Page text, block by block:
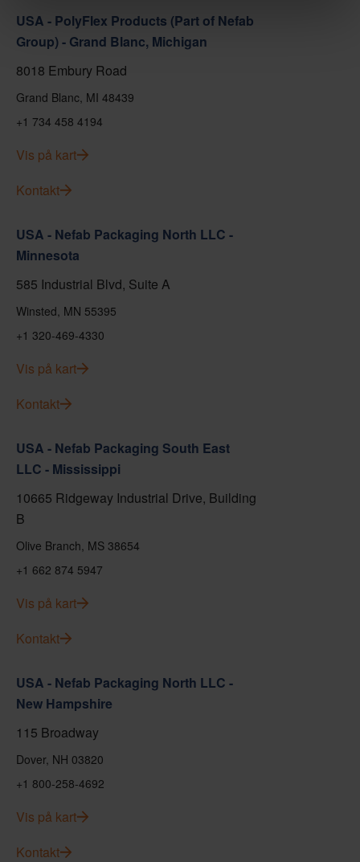
USA - PolyFlex Products (Part of Nefab
Group) - Grand Blanc, Michigan
8018 Embury Road
Grand Blanc, MI 48439
+1 734 458 4194
Vis på kart
Kontakt
USA - Nefab Packaging North LLC -
Minnesota
585 Industrial Blvd, Suite A
Winsted, MN 55395
+1 320-469-4330
Vis på kart
Kontakt
USA - Nefab Packaging South East
LLC - Mississippi
10665 Ridgeway Industrial Drive, Building
B
Olive Branch, MS 38654
+1 662 874 5947
Vis på kart
Kontakt
USA - Nefab Packaging North LLC -
New Hampshire
115 Broadway
Dover, NH 03820
+1 800-258-4692
Vis på kart
Kontakt